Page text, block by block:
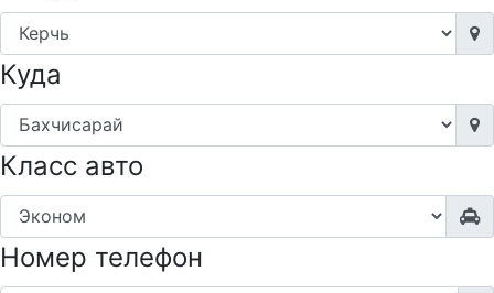
Куда
Класс авто
Номер телефон